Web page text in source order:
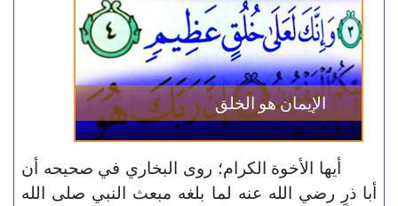
الإيمان هو الخلق
أيها الأخوة الكرام؛ روى البخاري في صحيحه أن
أبا ذرٍ رضي الله عنه لما بلغه مبعث النبي صلى الله